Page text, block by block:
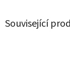
Související